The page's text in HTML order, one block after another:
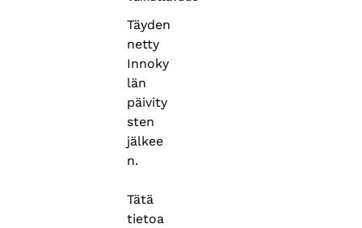
Täyden
netty
Innoky
län
päivity
sten
jälkee
n.
Tätä
tietoa